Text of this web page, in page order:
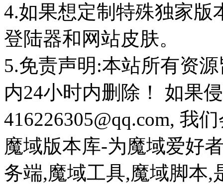
4.如果想定制特殊独家
登陆器和网站皮肤。
5.免责声明:本站所有资
内24小时内删除！ 如果
416226305@qq.com, 我
魔域版本库-为魔域爱好
务端,魔域工具,魔域脚本